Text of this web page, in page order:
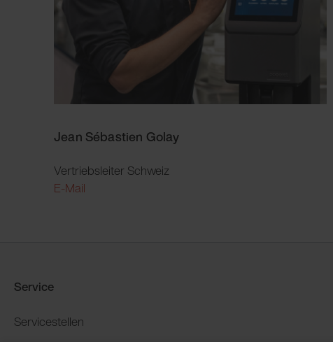
Jean Sébastien Golay
Vertriebsleiter Schweiz
E-Mail
Service
Servicestellen